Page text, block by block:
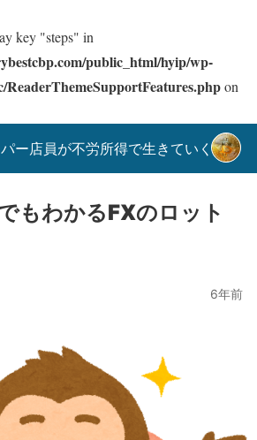
key "steps" in
public_html/hyip/wp-
ReaderThemeSupportFeatures.phpon
ー店員が不労所得で生きていく！
もわかるFXのロット
6年前